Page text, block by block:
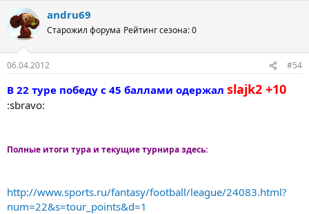
andru69
Старожил форума Рейтинг сезона: 0
06.04.2012 #54
В 22 туре победу с 45 баллами одержал slajk2 +10
:sbravo:
Полные итоги тура и текущие турнира здесь:
http://www.sports.ru/fantasy/football/league/24083.html?
num=22&s=tour_points&d=1